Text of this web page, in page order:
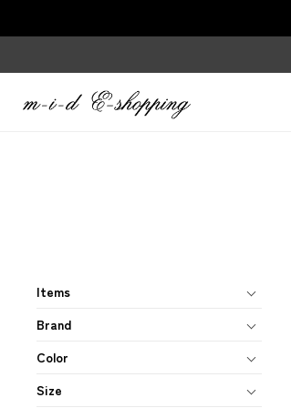
Items
Brand
Color
Size